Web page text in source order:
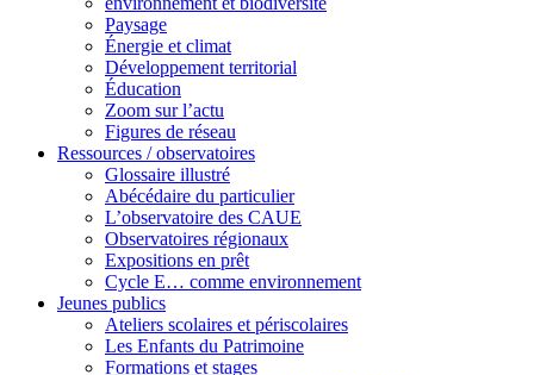
Paysage
Énergie et climat
Développement territorial
Éducation
Zoom sur l’actu
Figures de réseau
Ressources / observatoires
Glossaire illustré
Abécédaire du particulier
L’observatoire des CAUE
Observatoires régionaux
Expositions en prêt
Cycle E… comme environnement
Jeunes publics
Ateliers scolaires et périscolaires
Les Enfants du Patrimoine
Formations et stages